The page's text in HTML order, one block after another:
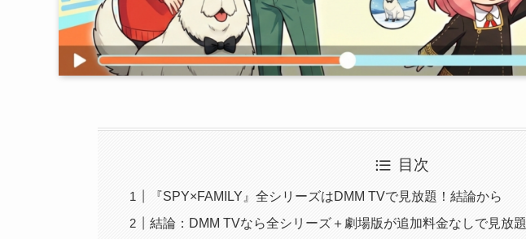
目次
『SPY×FAMILY』全シリーズはDMM TVで見放題！結論から
結論：DMM TVなら全シリーズ＋劇場版が追加料金なしで見放題